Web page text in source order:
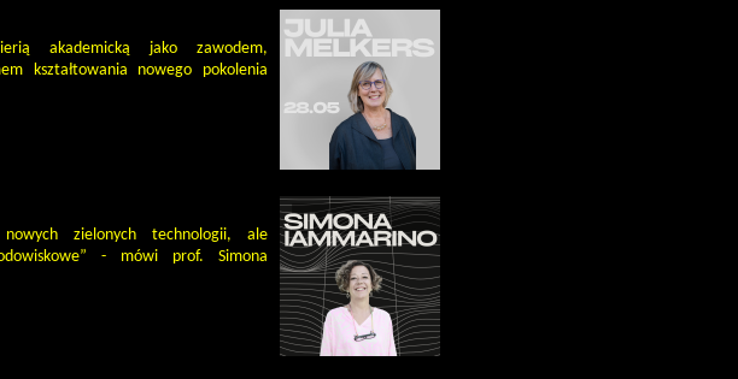
akademicką jako zawodem,
kształtowania nowego pokolenia
zielonych technologii, ale
- mówi prof. Simona